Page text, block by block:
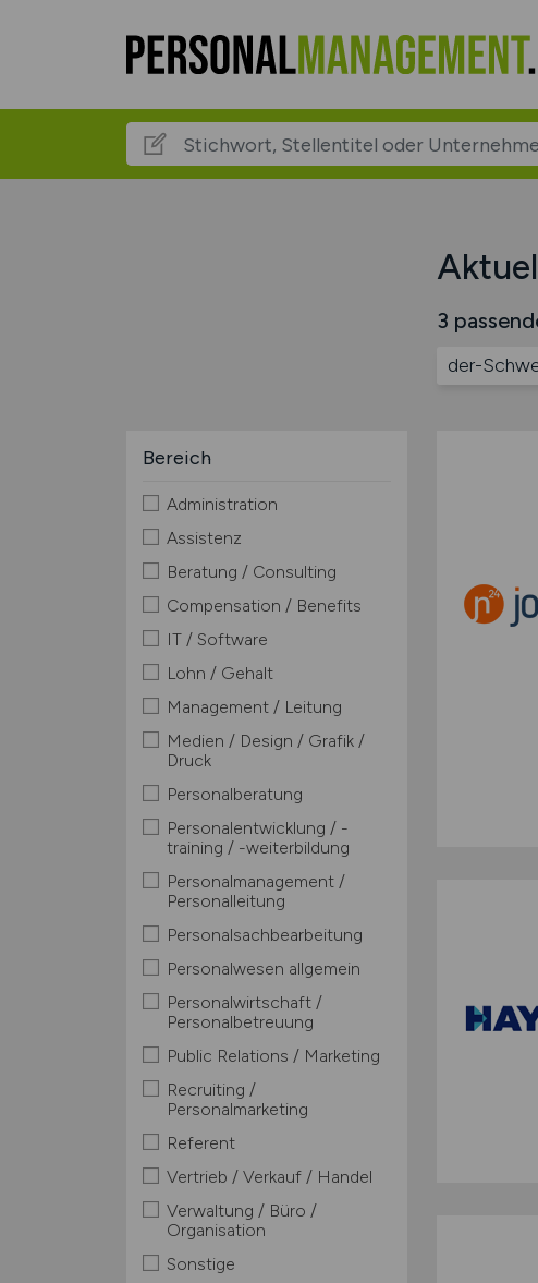
3
der-
Bereich
Administration
Assistenz
Beratung / Consulting
Compensation / Benefits
IT / Software
Lohn / Gehalt
Management / Leitung
Medien / Design / Grafik /
Druck
Personalberatung
Personalentwicklung / -
training / -weiterbildung
Personalmanagement /
Personalleitung
Personalsachbearbeitung
Personalwesen allgemein
Personalwirtschaft /
Personalbetreuung
Public Relations / Marketing
Recruiting /
Personalmarketing
Referent
Vertrieb / Verkauf / Handel
Verwaltung / Büro /
Organisation
Sonstige